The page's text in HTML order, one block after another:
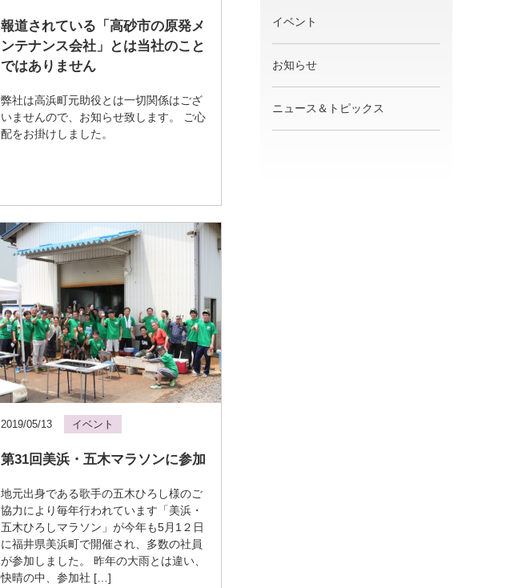
報道されている「高砂市の原発メ
ンテナンス会社」とは当社のこと
ではありません
弊社は高浜町元助役とは一切関係はござ
いませんので、お知らせ致します。 ご心
配をお掛けしました。
2019/05/13 イベント
第31回美浜・五木マラソンに参加
地元出身である歌手の五木ひろし様のご
協力により毎年行われています「美浜・
五木ひろしマラソン」が今年も5月1２日
に福井県美浜町で開催され、多数の社員
が参加しました。 昨年の大雨とは違い、
快晴の中、参加社 […]
イベント
お知らせ
ニュース＆トピックス